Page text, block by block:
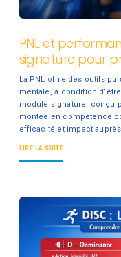
PNL et
signature pour
La PNL offre des outils
mentale, à condition
module signature, conçu
montée en compétence
efficacité et impact
LIRE LA SUITE